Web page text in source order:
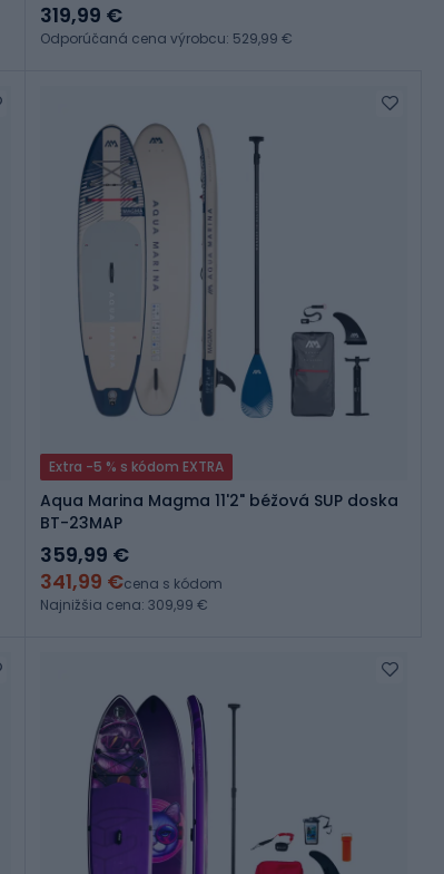
319,99 €
Odporúčaná cena výrobcu: 529,99 €
Extra -5 % s kódom EXTRA
Aqua Marina Magma 11'2" béžová SUP doska
BT-23MAP
359,99 €
341,99 €cena s kódom
Najnižšia cena: 309,99 €